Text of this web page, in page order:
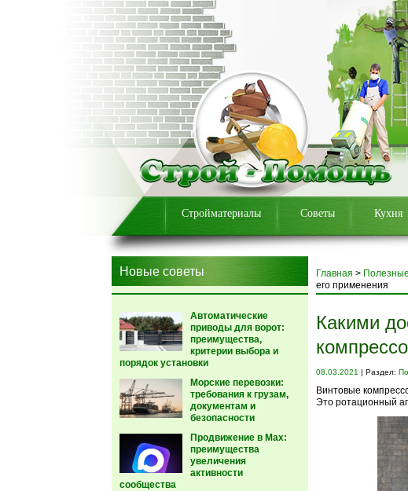
Стройматериалы Советы Кухня
Новые советы
Автоматические
приводы для ворот:
преимущества,
критерии выбора и
порядок установки
Морские перевозки:
требования к грузам,
документам и
безопасности
Продвижение в Max:
преимущества
увеличения
активности
сообщества
Главная >
его применения
Какими
08.03.2021 | Раздел:
Винтовые
Это ротационный